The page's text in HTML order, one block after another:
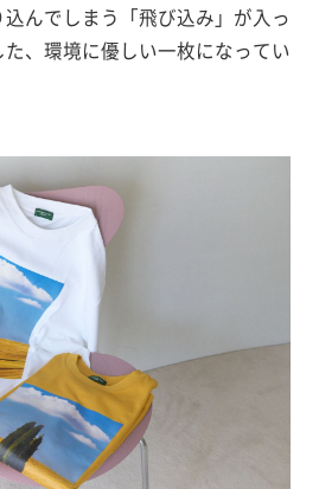
んでしまう「飛び込み」が入っ
、環境に優しい一枚になってい